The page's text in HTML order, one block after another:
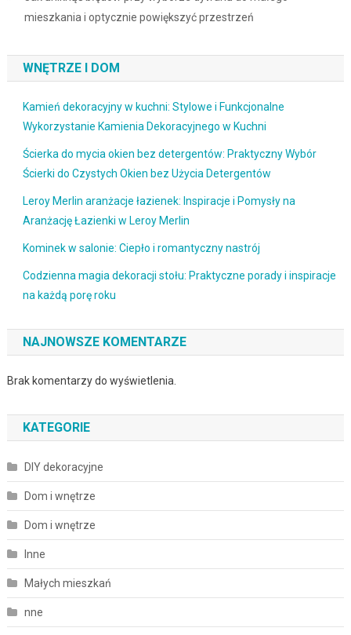
mieszkania i optycznie powiększyć przestrzeń
WNĘTRZE I DOM
Kamień dekoracyjny w kuchni: Stylowe i Funkcjonalne
Wykorzystanie Kamienia Dekoracyjnego w Kuchni
Ścierka do mycia okien bez detergentów: Praktyczny Wybór
Ścierki do Czystych Okien bez Użycia Detergentów
Leroy Merlin aranżacje łazienek: Inspiracje i Pomysły na
Aranżację Łazienki w Leroy Merlin
Kominek w salonie: Ciepło i romantyczny nastrój
Codzienna magia dekoracji stołu: Praktyczne porady i inspiracje
na każdą porę roku
NAJNOWSZE KOMENTARZE
Brak komentarzy do wyświetlenia.
KATEGORIE
DIY dekoracyjne
Dom i wnętrze
Dom i wnętrze
Inne
Małych mieszkań
nne